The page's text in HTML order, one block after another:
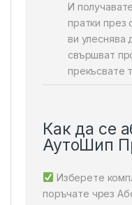
И
пратки
ви улеснява
свършват
прекъсвате
Как да се
АутоШип
Изберете
поръчате чрез